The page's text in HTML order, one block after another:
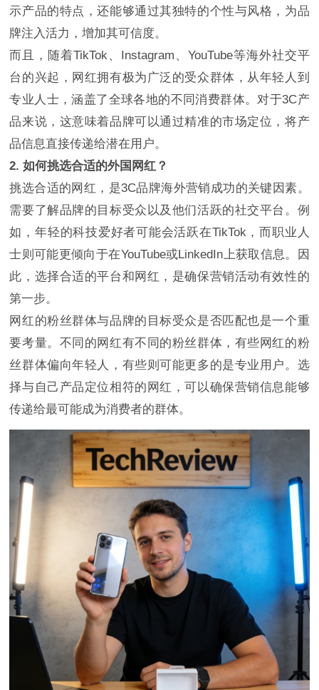
示产品的特点，还能够通过其独特的个性与风格，为品
牌注入活力，增加其可信度。
而且，随着TikTok、Instagram、YouTube等海外社交平
台的兴起，网红拥有极为广泛的受众群体，从年轻人到
专业人士，涵盖了全球各地的不同消费群体。对于3C产
品来说，这意味着品牌可以通过精准的市场定位，将产
品信息直接传递给潜在用户。
2. 如何挑选合适的外国网红？
挑选合适的网红，是3C品牌海外营销成功的关键因素。
需要了解品牌的目标受众以及他们活跃的社交平台。例
如，年轻的科技爱好者可能会活跃在TikTok，而职业人
士则可能更倾向于在YouTube或LinkedIn上获取信息。因
此，选择合适的平台和网红，是确保营销活动有效性的
第一步。
网红的粉丝群体与品牌的目标受众是否匹配也是一个重
要考量。不同的网红有不同的粉丝群体，有些网红的粉
丝群体偏向年轻人，有些则可能更多的是专业用户。选
择与自己产品定位相符的网红，可以确保营销信息能够
传递给最可能成为消费者的群体。